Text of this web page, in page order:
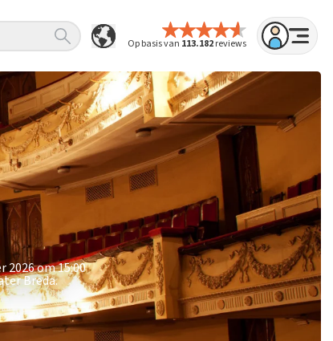
Op basis van 113.182reviews
2026 om 15:00
Breda.